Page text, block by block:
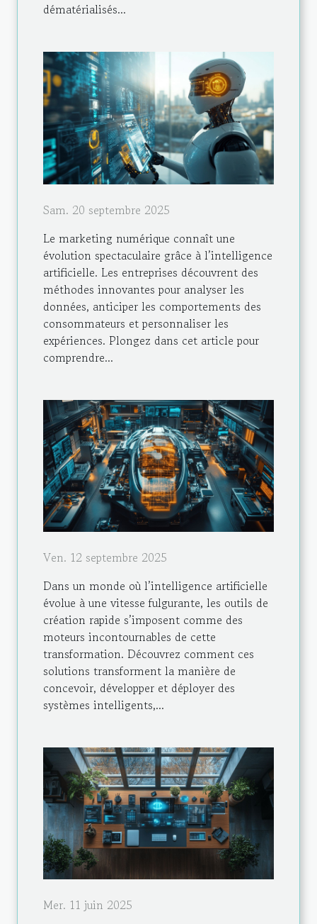
dématérialisés...
Sam. 20 septembre 2025
Le marketing numérique connaît une
évolution spectaculaire grâce à l’intelligence
artificielle. Les entreprises découvrent des
méthodes innovantes pour analyser les
données, anticiper les comportements des
consommateurs et personnaliser les
expériences. Plongez dans cet article pour
comprendre...
Ven. 12 septembre 2025
Dans un monde où l’intelligence artificielle
évolue à une vitesse fulgurante, les outils de
création rapide s’imposent comme des
moteurs incontournables de cette
transformation. Découvrez comment ces
solutions transforment la manière de
concevoir, développer et déployer des
systèmes intelligents,...
Mer. 11 juin 2025